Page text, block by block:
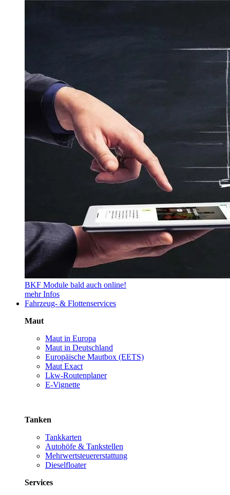
BKF Module bald auch online!
mehr Infos
Fahrzeug- & Flottenservices
Maut
Maut in Europa
Maut in Deutschland
Europäische Mautbox (EETS)
Maut Exact
Lkw-Routenplaner
E-Vignette
Tanken
Tankkarten
Autohöfe & Tankstellen
Mehrwertsteuererstattung
Dieselfloater
Services